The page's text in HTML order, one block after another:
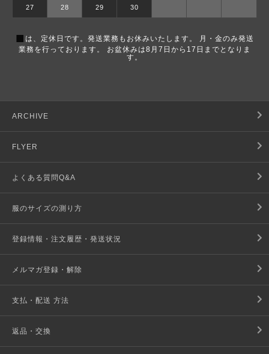
27 28 29 30
■ は、定休日です。発送業務もお休みいたします。 月・金のみ発送
業務を行っております。 お盆休みは8月7日から17日までとなりま
す。
ARCHIVE
FLYER
よくある質問Q&A
服のサイズの測り方
登録情報・注文履歴・発送状況
メルマガ登録・解除
支払・配送 方法
返品・交換